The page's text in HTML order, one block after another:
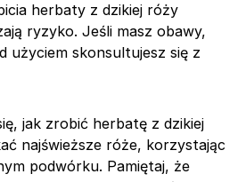
herbaty z dzikiej róży
ryzyko. Jeśli masz obawy,
użyciem skonsultujesz się z
jak zrobić herbatę z dzikiej
najświeższe róże, korzystając
podwórku. Pamiętaj, że